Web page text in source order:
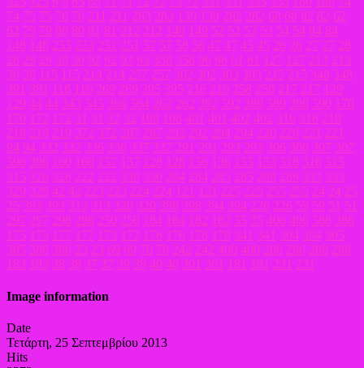
74 75 75 76 76 211 211 283 283 139 139 282 282 68 68 82 82 62
62 79 79 80 80 81 81 212 212 149 149 52 52 53 53 54 54 84 84
148 148 233 233 251 251 57 57 58 58 47 47 45 45 26 26 27 27 28
28 29 29 30 30 92 92 93 93 358 358 96 96 61 61 127 127 213 213
36 36 115 115 214 214 257 257 302 302 303 303 215 215 348 348
391 391 116 116 269 269 395 395 216 216 258 258 217 217 129
129 44 44 343 343 364 364 262 262 392 392 389 389 390 390 170
170 172 172 31 31 32 32 108 108 401 401 402 402 316 316 218
218 219 219 372 372 287 287 292 292 294 294 220 220 221 221
94 94 332 332 336 336 337 337 291 291 293 293 306 306 307 307
396 396 160 160 137 137 128 128 136 136 133 133 318 318 315
315 326 326 222 222 330 330 284 284 285 285 289 289 333 333
329 329 42 42 223 223 224 224 121 121 225 225 255 255 24 24 25
25 393 393 313 313 320 320 398 398 394 394 226 226 59 59 51 51
297 297 298 298 250 250 184 184 182 182 35 35 406 406 388 388
175 175 177 177 173 173 176 176 178 178 341 341 304 304 305
305 386 386 23 23 69 69 70 70 242 242 400 400 286 286 288 288
183 183 38 38 37 37 39 39 40 40 301 301 181 181 231 231
Image information
Date
Τετάρτη, 25 Σεπτεμβρίου 2013
Hits